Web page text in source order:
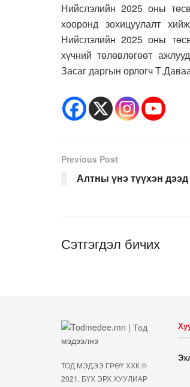
Нийслэлийн 2025 оны
хооронд зохицуулалт
Нийслэлийн 2025 оны
хүчний төлөвлөгөөт
Засаг даргын орлогч
Previous Post
Алтны үнэ түүхэн
Сэтгэгдэл бичих
ТОД МЭДЭЭ ГРӨҮ ХХК ©
2021. БҮХ ЭРХ ХУУЛИАР